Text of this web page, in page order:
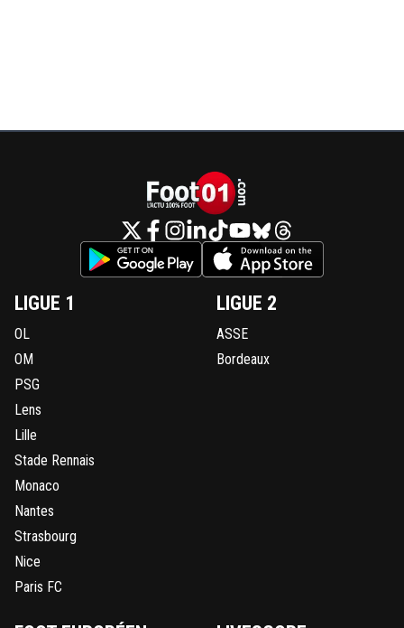
LIGUE 1
OL
OM
PSG
Lens
Lille
Stade Rennais
Monaco
Nantes
Strasbourg
Nice
Paris FC
LIGUE 2
ASSE
Bordeaux